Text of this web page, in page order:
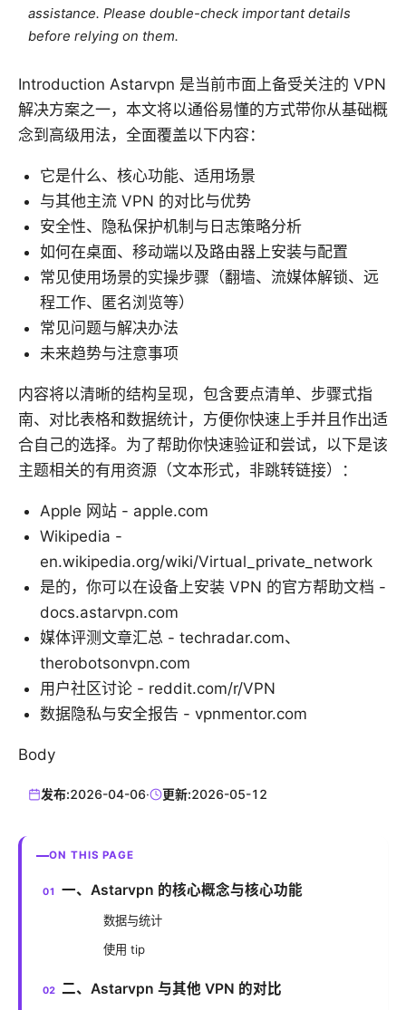
assistance. Please double-check important details
before relying on them.
Introduction Astarvpn 是当前市面上备受关注的 VPN
解决方案之一，本文将以通俗易懂的方式带你从基础概
念到高级用法，全面覆盖以下内容：
它是什么、核心功能、适用场景
与其他主流 VPN 的对比与优势
安全性、隐私保护机制与日志策略分析
如何在桌面、移动端以及路由器上安装与配置
常见使用场景的实操步骤（翻墙、流媒体解锁、远
程工作、匿名浏览等）
常见问题与解决办法
未来趋势与注意事项
内容将以清晰的结构呈现，包含要点清单、步骤式指
南、对比表格和数据统计，方便你快速上手并且作出适
合自己的选择。为了帮助你快速验证和尝试，以下是该
主题相关的有用资源（文本形式，非跳转链接）：
Apple 网站 - apple.com
Wikipedia -
en.wikipedia.org/wiki/Virtual_private_network
是的，你可以在设备上安装 VPN 的官方帮助文档 -
docs.astarvpn.com
媒体评测文章汇总 - techradar.com、
therobotsonvpn.com
用户社区讨论 - reddit.com/r/VPN
数据隐私与安全报告 - vpnmentor.com
Body
发布:2026-04-06· 更新:2026-05-12
ON THIS PAGE
一、Astarvpn 的核心概念与核心功能
数据与统计
使用 tip
二、Astarvpn 与其他 VPN 的对比